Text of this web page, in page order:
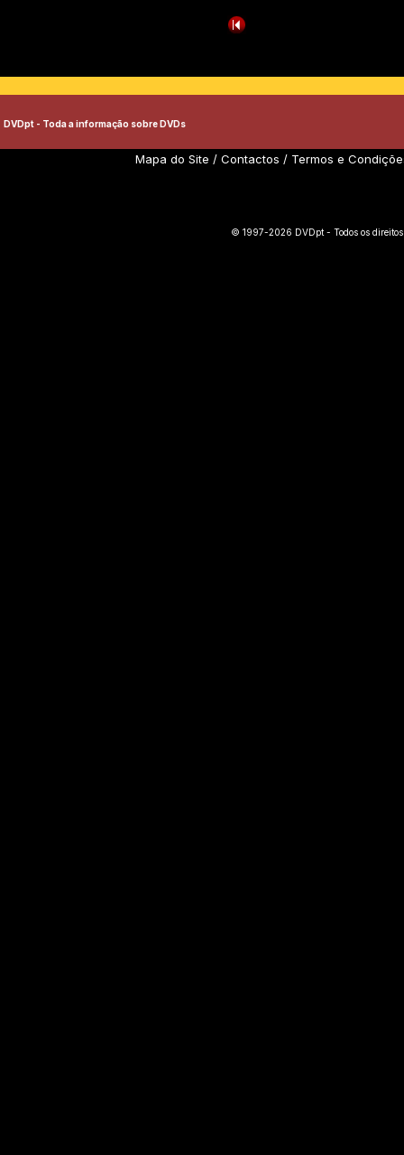
DVDpt - Toda a informação sobre DVDs
Mapa do Site / Contactos / Termos e
© 1997-2026 DVDpt - Todos os direitos